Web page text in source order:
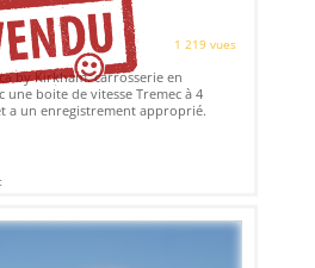
1 219 vues
by Kirkham. carrosserie en
une boite de vitesse Tremec à 4
a un enregistrement approprié.